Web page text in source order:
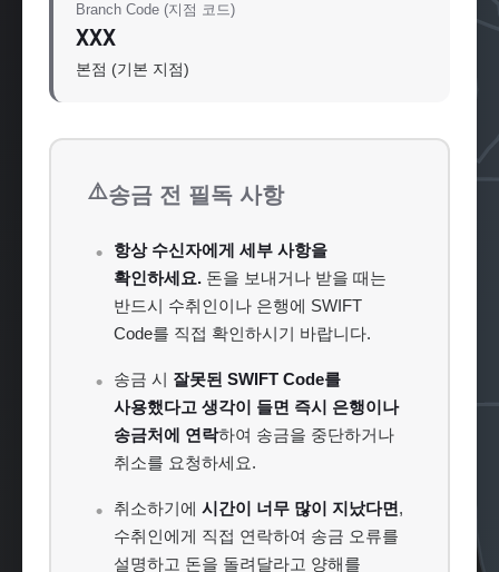
Branch Code (지점 코드)
XXX
본점 (기본 지점)
⚠️송금 전 필독 사항
항상 수신자에게 세부 사항을
확인하세요. 돈을 보내거나 받을 때는
반드시 수취인이나 은행에 SWIFT
Code를 직접 확인하시기 바랍니다.
송금 시 잘못된 SWIFT Code를
사용했다고 생각이 들면 즉시 은행이나
송금처에 연락하여 송금을 중단하거나
취소를 요청하세요.
취소하기에 시간이 너무 많이 지났다면,
수취인에게 직접 연락하여 송금 오류를
설명하고 돈을 돌려달라고 양해를